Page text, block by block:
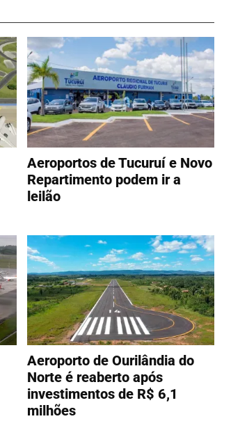
Aeroportos de Tucuruí e Novo
Repartimento podem ir a
leilão
Aeroporto de Ourilândia do
Norte é reaberto após
investimentos de R$ 6,1
milhões